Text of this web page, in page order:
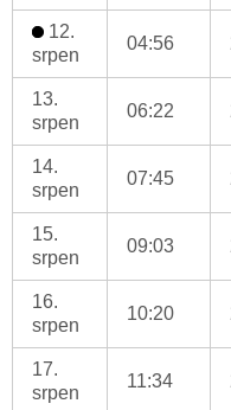
12.
srpen
04:56
13.
srpen
06:22
14.
srpen
07:45
15.
srpen
09:03
16.
srpen
10:20
17.
srpen
11:34